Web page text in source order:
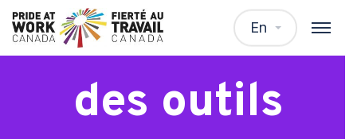
En
Administrateur
des outils